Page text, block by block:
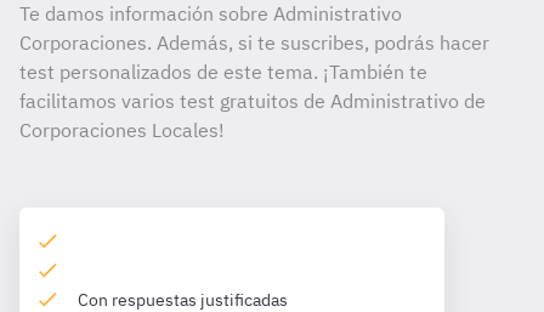
Te damos información sobre Administrativo
Corporaciones. Además, si te suscribes, podrás hacer
test personalizados de este tema. ¡También te
facilitamos varios test gratuitos de Administrativo de
Corporaciones Locales!
Con respuestas justificadas